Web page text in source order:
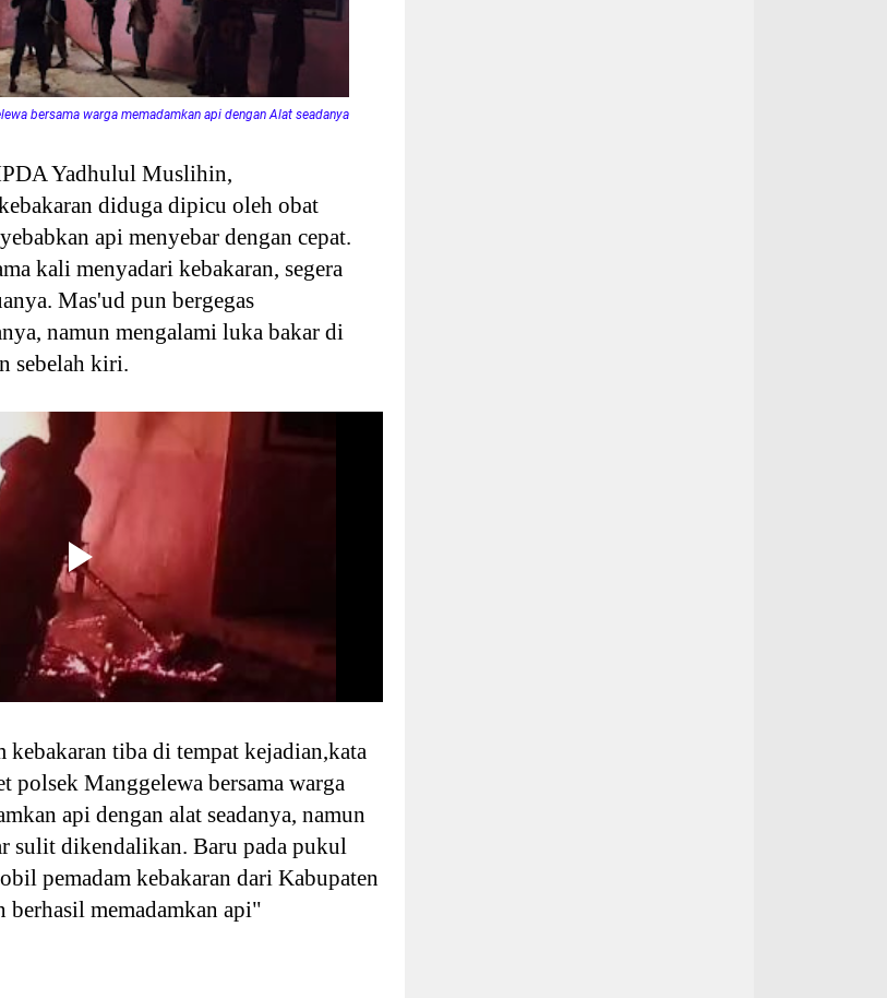
bersama warga memadamkan api dengan Alat seadanya
Yadhulul Muslihin,
diduga dipicu oleh obat
api menyebar dengan cepat.
kali menyadari kebakaran, segera
Mas'ud pun bergegas
namun mengalami luka bakar di
sebelah kiri.
kebakaran tiba di tempat kejadian,kata
polsek Manggelewa bersama warga
api dengan alat seadanya, namun
sulit dikendalikan. Baru pada pukul
pemadam kebakaran dari Kabupaten
memadamkan api"